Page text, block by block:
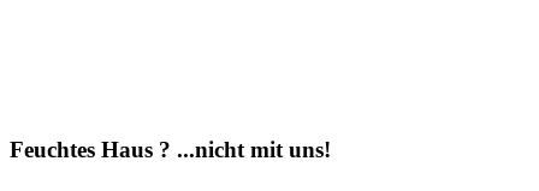
Feuchtes Haus ? ...nicht mit uns!